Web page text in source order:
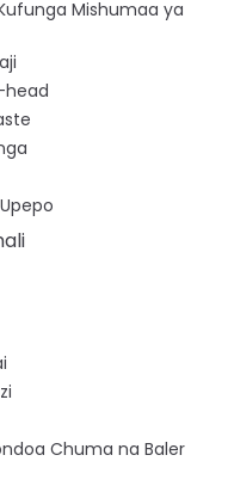
Mishumaa ya
head
Chuma na Baler